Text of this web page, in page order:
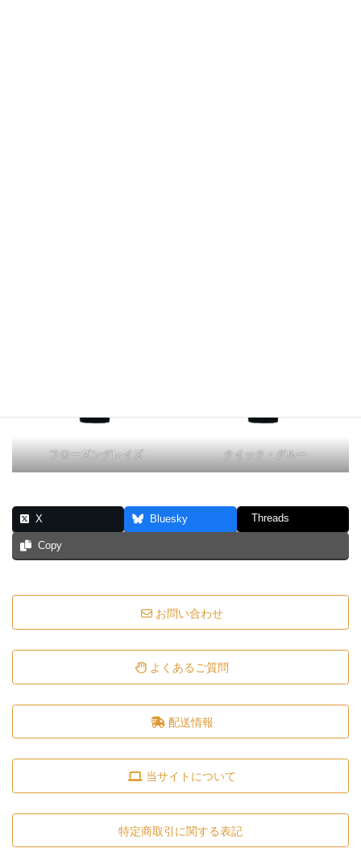
フローズングレイズ クイック・グルー
X Bluesky Threads
Copy
お問い合わせ
よくあるご質問
配送情報
当サイトについて
特定商取引に関する表記